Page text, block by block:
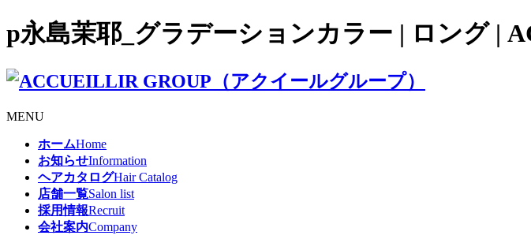
p永島茉耶_グラデーションカラー | ロング |
MENU
ホームHome
お知らせInformation
ヘアカタログHair Catalog
店舗一覧Salon list
採用情報Recruit
会社案内Company